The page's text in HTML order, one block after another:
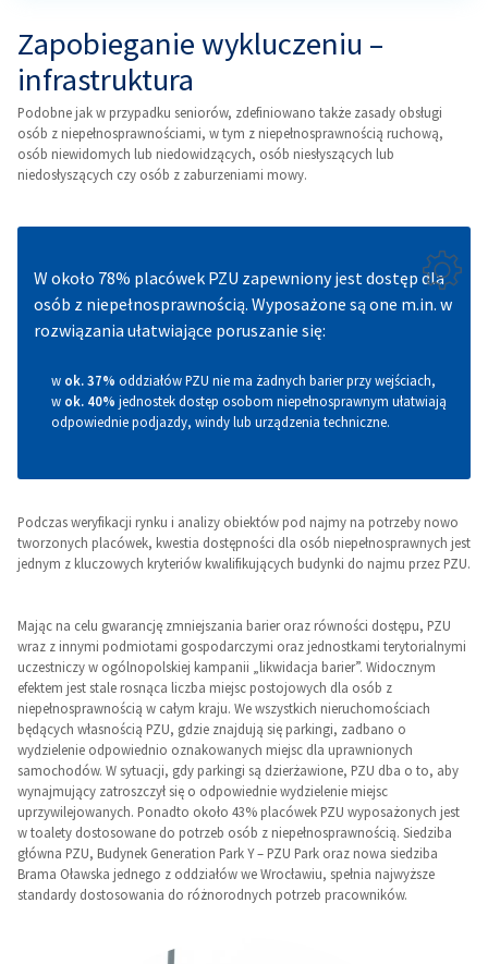
Zapobieganie wykluczeniu –
infrastruktura
Podobne jak w przypadku seniorów, zdefiniowano także zasady obsługi
osób z niepełnosprawnościami, w tym z niepełnosprawnością ruchową,
osób niewidomych lub niedowidzących, osób niesłyszących lub
niedosłyszących czy osób z zaburzeniami mowy.
W około 78% placówek PZU zapewniony jest dostęp dla
osób z niepełnosprawnością. Wyposażone są one m.in. w
rozwiązania ułatwiające poruszanie się:
w ok. 37% oddziałów PZU nie ma żadnych barier przy wejściach,
w ok. 40% jednostek dostęp osobom niepełnosprawnym ułatwiają
odpowiednie podjazdy, windy lub urządzenia techniczne.
Podczas weryfikacji rynku i analizy obiektów pod najmy na potrzeby nowo
tworzonych placówek, kwestia dostępności dla osób niepełnosprawnych jest
jednym z kluczowych kryteriów kwalifikujących budynki do najmu przez PZU.
Mając na celu gwarancję zmniejszania barier oraz równości dostępu, PZU
wraz z innymi podmiotami gospodarczymi oraz jednostkami terytorialnymi
uczestniczy w ogólnopolskiej kampanii „likwidacja barier”. Widocznym
efektem jest stale rosnąca liczba miejsc postojowych dla osób z
niepełnosprawnością w całym kraju. We wszystkich nieruchomościach
będących własnością PZU, gdzie znajdują się parkingi, zadbano o
wydzielenie odpowiednio oznakowanych miejsc dla uprawnionych
samochodów. W sytuacji, gdy parkingi są dzierżawione, PZU dba o to, aby
wynajmujący zatroszczył się o odpowiednie wydzielenie miejsc
uprzywilejowanych. Ponadto około 43% placówek PZU wyposażonych jest
w toalety dostosowane do potrzeb osób z niepełnosprawnością. Siedziba
główna PZU, Budynek Generation Park Y – PZU Park oraz nowa siedziba
Brama Oławska jednego z oddziałów we Wrocławiu, spełnia najwyższe
standardy dostosowania do różnorodnych potrzeb pracowników.